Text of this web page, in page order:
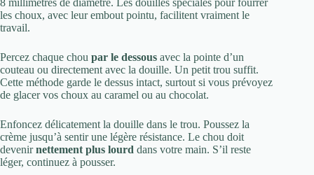
8 millimètres de diamètre. Les douilles spéciales pour fourrer
les choux, avec leur embout pointu, facilitent vraiment le
travail.
Percez chaque chou par le dessous avec la pointe d’un
couteau ou directement avec la douille. Un petit trou suffit.
Cette méthode garde le dessus intact, surtout si vous prévoyez
de glacer vos choux au caramel ou au chocolat.
Enfoncez délicatement la douille dans le trou. Poussez la
crème jusqu’à sentir une légère résistance. Le chou doit
devenirnettement plus lourd dans votre main. S’il reste
léger, continuez à pousser.